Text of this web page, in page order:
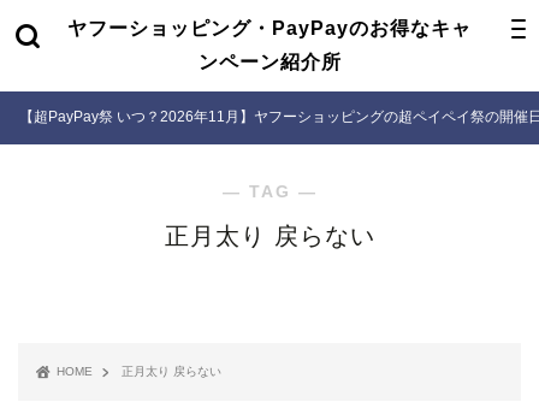
ヤフーショッピング・PayPayのお得なキャ
ンペーン紹介所
【超PayPay祭 いつ？2026年11月】ヤフーショッピングの超ペイペイ祭の開催
― TAG ―
正月太り 戻らない
HOME 正月太り 戻らない